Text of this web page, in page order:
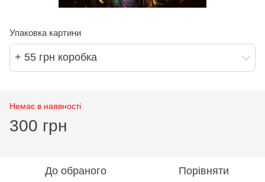
Упаковка картини
+ 55 грн коробка
Немає в наявності
300 грн
До обраного Порівняти